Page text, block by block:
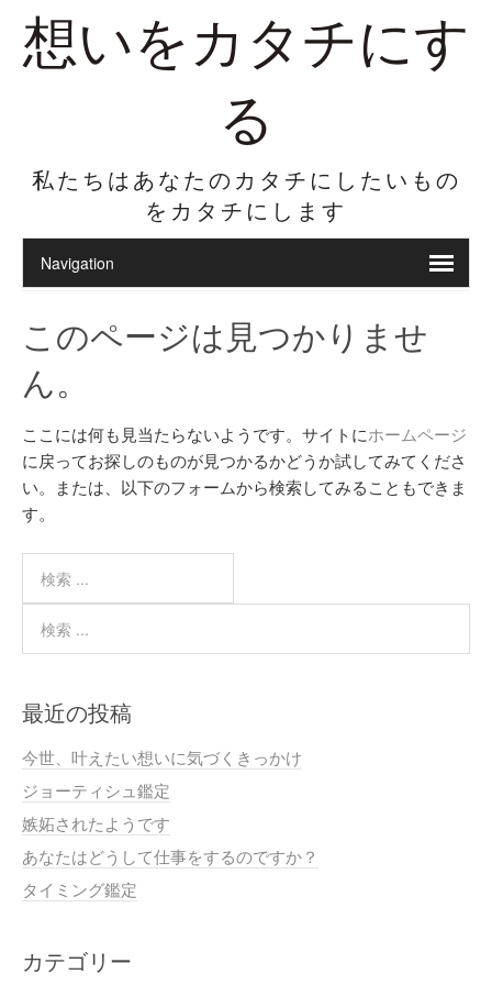
想いをカタチにす
る
私たちはあなたのカタチにしたいもの
をカタチにします
このページは見つかりませ
ん。
ここには何も見当たらないようです。サイトにホームページ
に戻ってお探しのものが見つかるかどうか試してみてくださ
い。または、以下のフォームから検索してみることもできま
す。
最近の投稿
今世、叶えたい想いに気づくきっかけ
ジョーティシュ鑑定
嫉妬されたようです
あなたはどうして仕事をするのですか？
タイミング鑑定
カテゴリー